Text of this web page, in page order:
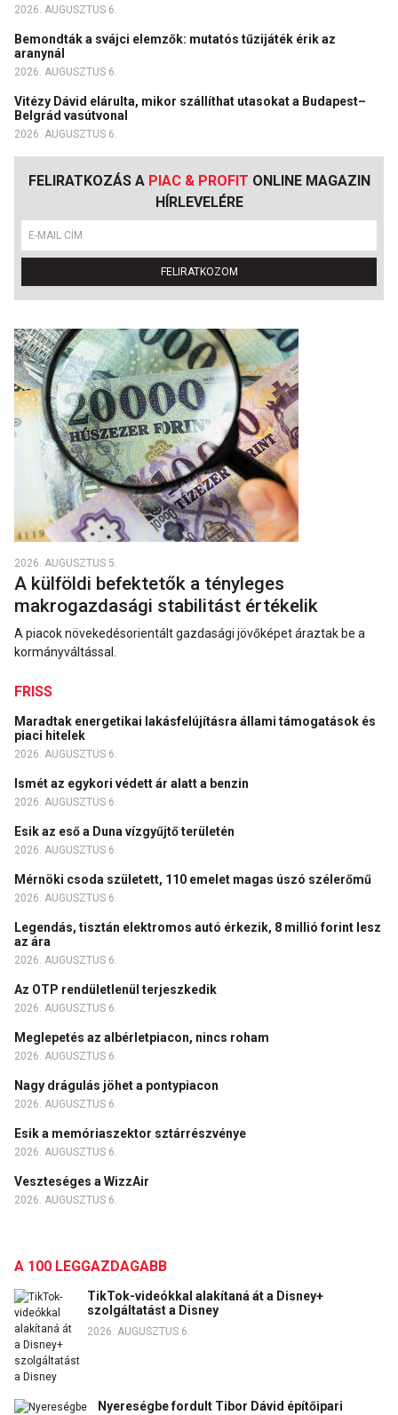
2026. AUGUSZTUS 6.
Bemondták a svájci elemzők: mutatós tűzijáték érik az
aranynál
2026. AUGUSZTUS 6.
Vitézy Dávid elárulta, mikor szállíthat utasokat a Budapest–
Belgrád vasútvonal
2026. AUGUSZTUS 6.
FELIRATKOZÁS A PIAC & PROFIT ONLINE MAGAZIN
HÍRLEVELÉRE
FELIRATKOZOM
2026. AUGUSZTUS 5.
A külföldi befektetők a tényleges
makrogazdasági stabilitást értékelik
A piacok növekedésorientált gazdasági jövőképet áraztak be a
kormányváltással.
FRISS
Maradtak energetikai lakásfelújításra állami támogatások és
piaci hitelek
2026. AUGUSZTUS 6.
Ismét az egykori védett ár alatt a benzin
2026. AUGUSZTUS 6.
Esik az eső a Duna vízgyűjtő területén
2026. AUGUSZTUS 6.
Mérnöki csoda született, 110 emelet magas úszó szélerőmű
2026. AUGUSZTUS 6.
Legendás, tisztán elektromos autó érkezik, 8 millió forint lesz
az ára
2026. AUGUSZTUS 6.
Az OTP rendületlenül terjeszkedik
2026. AUGUSZTUS 6.
Meglepetés az albérletpiacon, nincs roham
2026. AUGUSZTUS 6.
Nagy drágulás jöhet a pontypiacon
2026. AUGUSZTUS 6.
Esik a memóriaszektor sztárrészvénye
2026. AUGUSZTUS 6.
Veszteséges a WizzAir
2026. AUGUSZTUS 6.
A 100 LEGGAZDAGABB
TikTok-videókkal alakítaná át a Disney+
szolgáltatást a Disney
2026. AUGUSZTUS 6.
Nyereségbe fordult Tibor Dávid építőipari